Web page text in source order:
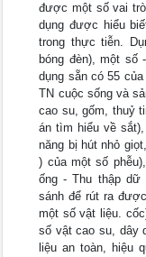
được một số vai
dụng được hiểu
trong thực tiễn.
bóng đèn), một
dụng sẵn có 55
TN cuộc sống và
cao su, gốm, thuỷ
án tìm hiểu về
năng bị hút nhỏ
) của một số
ống - Thu thập dữ
sánh để rút ra
một số vật liệu.
số vật cao su, dây
liệu an toàn, hiệu